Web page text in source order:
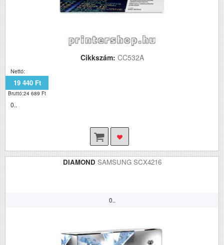
Cikkszám: CC532A
Nettó:
19 440 Ft
Bruttó:24 689 Ft
0..
DIAMOND SAMSUNG SCX4216
0..